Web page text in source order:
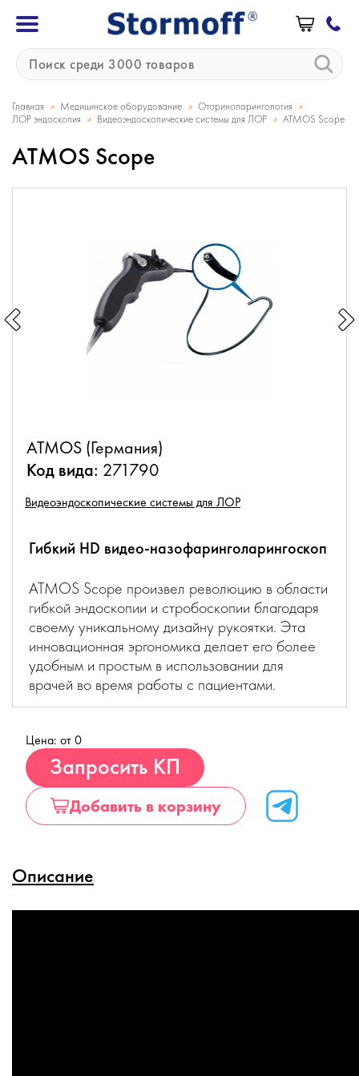
Главная » Медицинское оборудование » Оториноларингология »
ЛОР эндоскопия » Видеоэндоскопические системы для ЛОР » ATMOS Scope
ATMOS Scope
ATMOS (Германия)
Код вида: 271790
Видеоэндоскопические системы для ЛОР
Гибкий HD видео-назофаринголарингоскоп
ATMOS Scope произвел революцию в области
гибкой эндоскопии и стробоскопии благодаря
своему уникальному дизайну рукоятки. Эта
инновационная эргономика делает его более
удобным и простым в использовании для
врачей во время работы с пациентами.
Цена: от 0
Запросить КП
Добавить в корзину
Описание